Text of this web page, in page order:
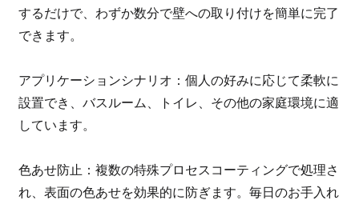
するだけで、わずか数分で壁への取り付けを簡単に完了
できます。
アプリケーションシナリオ：個人の好みに応じて柔軟に
設置でき、バスルーム、トイレ、その他の家庭環境に適
しています。
色あせ防止：複数の特殊プロセスコーティングで処理さ
れ、表面の色あせを効果的に防ぎます。毎日のお手入れ